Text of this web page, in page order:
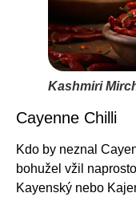
Kashmiri
Cayenne Chilli
Kdo by neznal
bohužel vžil
Kayenský nebo